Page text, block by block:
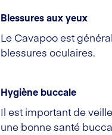
Blessures aux yeux
Le Cavapoo est
blessures oculaires.
Hygiène buccale
Il est important de
une bonne santé